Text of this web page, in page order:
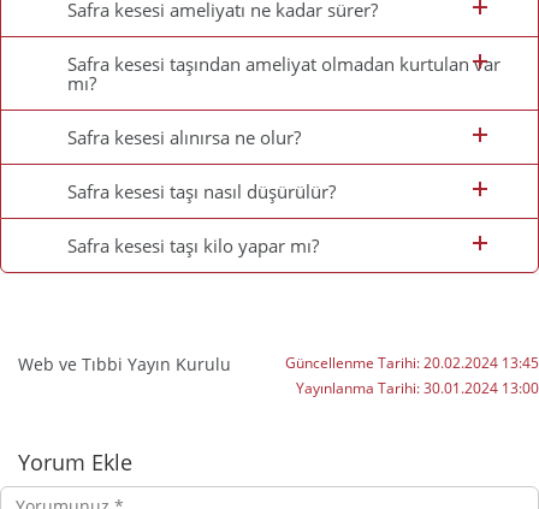
Safra kesesi ameliyatı ne kadar sürer?
Safra kesesi taşından ameliyat olmadan kurtulan var
mı?
Safra kesesi alınırsa ne olur?
Safra kesesi taşı nasıl düşürülür?
Safra kesesi taşı kilo yapar mı?
Web ve Tıbbi Yayın Kurulu Güncellenme Tarihi:20.02.2024 13:45
Yayınlanma Tarihi:30.01.2024 13:00
Yorumlar
Yorum Ekle
Yorumunuz